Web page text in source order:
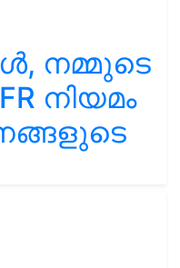
നമ്മുടെ
നിയമം